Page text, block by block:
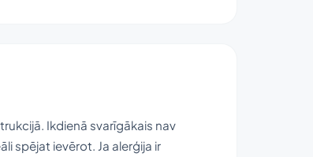
Ikdienā svarīgākais nav
spējat ievērot. Ja alerģija ir